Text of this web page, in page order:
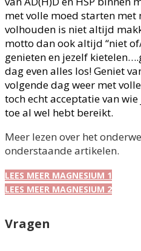
met volle moed starten met
volhouden is niet altijd
motto dan ook altijd “niet
genieten en jezelf
dag even alles los! Geniet
volgende dag weer met
toch echt acceptatie van
toe al wel hebt bereikt.
Meer lezen over het
onderstaande artikelen.
LEES MEER MAGNESIUM 1
LEES MEER MAGNESIUM 2
Vragen